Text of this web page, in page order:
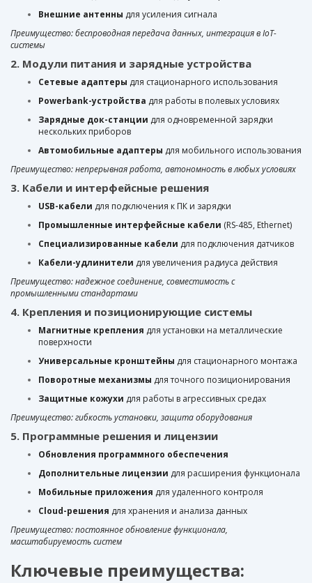
Внешние антенны для усиления сигнала
Преимущество: беспроводная передача данных, интеграция в IoT-
системы
2. Модули питания и зарядные устройства
Сетевые адаптеры для стационарного использования
Powerbank-устройства для работы в полевых условиях
Зарядные док-станции для одновременной зарядки
нескольких приборов
Автомобильные адаптеры для мобильного использования
Преимущество: непрерывная работа, автономность в любых условиях
3. Кабели и интерфейсные решения
USB-кабели для подключения к ПК и зарядки
Промышленные интерфейсные кабели (RS-485, Ethernet)
Специализированные кабели для подключения датчиков
Кабели-удлинители для увеличения радиуса действия
Преимущество: надежное соединение, совместимость с
промышленными стандартами
4. Крепления и позиционирующие системы
Магнитные крепления для установки на металлические
поверхности
Универсальные кронштейны для стационарного монтажа
Поворотные механизмы для точного позиционирования
Защитные кожухи для работы в агрессивных средах
Преимущество: гибкость установки, защита оборудования
5. Программные решения и лицензии
Обновления программного обеспечения
Дополнительные лицензии для расширения функционала
Мобильные приложения для удаленного контроля
Cloud-решения для хранения и анализа данных
Преимущество: постоянное обновление функционала,
масштабируемость систем
Ключевые преимущества: